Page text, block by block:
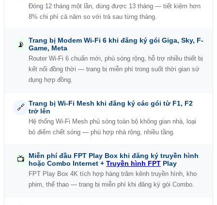
Đóng 12 tháng một lần, dùng được 13 tháng — tiết kiệm hơn
8% chi phí cả năm so với trả sau từng tháng.
📡
Trang bị Modem Wi-Fi 6 khi đăng ký gói Giga, Sky, F-
Game, Meta
Router Wi-Fi 6 chuẩn mới, phủ sóng rộng, hỗ trợ nhiều thiết bị
kết nối đồng thời — trang bị miễn phí trong suốt thời gian sử
dụng hợp đồng.
🔗 Trang bị Wi-Fi Mesh khi đăng ký các gói từ F1, F2
trở lên
Hệ thống Wi-Fi Mesh phủ sóng toàn bộ không gian nhà, loại
bỏ điểm chết sóng — phù hợp nhà rộng, nhiều tầng.
📺
Miễn phí đầu FPT Play Box khi đăng ký truyền hình
hoặc Combo Internet + Truyền hình FPT Play
FPT Play Box 4K tích hợp hàng trăm kênh truyền hình, kho
phim, thể thao — trang bị miễn phí khi đăng ký gói Combo.